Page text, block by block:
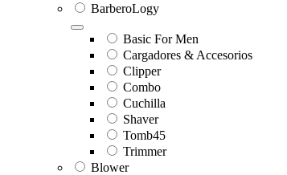
BarberoLogy
Basic For Men
Cargadores & Accesorios
Clipper
Combo
Cuchilla
Shaver
Tomb45
Trimmer
Blower